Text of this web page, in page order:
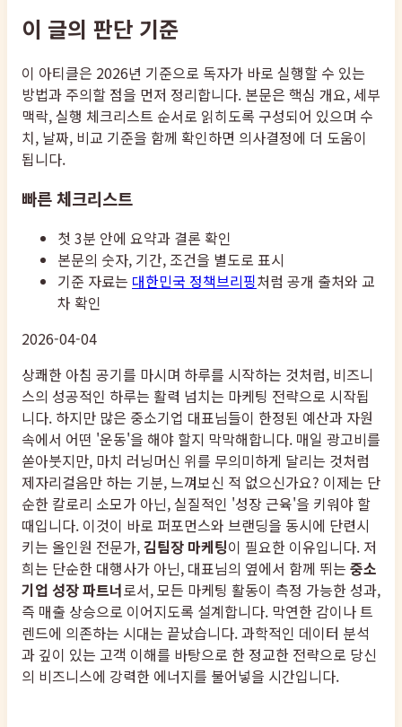
이 글의 판단 기준
이 아티클은 2026년 기준으로 독자가 바로 실행할 수 있는
방법과 주의할 점을 먼저 정리합니다. 본문은 핵심 개요, 세부
맥락, 실행 체크리스트 순서로 읽히도록 구성되어 있으며 수
치, 날짜, 비교 기준을 함께 확인하면 의사결정에 더 도움이
됩니다.
빠른 체크리스트
첫 3분 안에 요약과 결론 확인
본문의 숫자, 기간, 조건을 별도로 표시
기준 자료는 대한민국 정책브리핑처럼 공개 출처와 교
차 확인
2026-04-04
상쾌한 아침 공기를 마시며 하루를 시작하는 것처럼, 비즈니
스의 성공적인 하루는 활력 넘치는 마케팅 전략으로 시작됩
니다. 하지만 많은 중소기업 대표님들이 한정된 예산과 자원
속에서 어떤 '운동'을 해야 할지 막막해합니다. 매일 광고비를
쏟아붓지만, 마치 러닝머신 위를 무의미하게 달리는 것처럼
제자리걸음만 하는 기분, 느껴보신 적 없으신가요? 이제는 단
순한 칼로리 소모가 아닌, 실질적인 '성장 근육'을 키워야 할
때입니다. 이것이 바로 퍼포먼스와 브랜딩을 동시에 단련시
키는 올인원 전문가,김팀장 마케팅이 필요한 이유입니다. 저
희는 단순한 대행사가 아닌, 대표님의 옆에서 함께 뛰는 중소
기업 성장 파트너로서, 모든 마케팅 활동이 측정 가능한 성과,
즉 매출 상승으로 이어지도록 설계합니다. 막연한 감이나 트
렌드에 의존하는 시대는 끝났습니다. 과학적인 데이터 분석
과 깊이 있는 고객 이해를 바탕으로 한 정교한 전략으로 당신
의 비즈니스에 강력한 에너지를 불어넣을 시간입니다.